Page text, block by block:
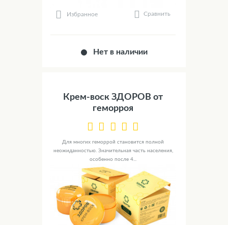
Избранное Сравнить
Нет в наличии
Крем-воск ЗДОРОВ от
геморроя
Для многих геморрой становится полной
неожиданностью. Значительная часть населения,
особенно после 4...